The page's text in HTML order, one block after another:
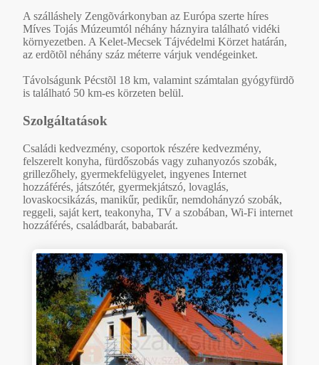
A szálláshely Zengõvárkonyban az Európa szerte híres
Míves Tojás Múzeumtól néhány háznyira található vidéki
környezetben. A Kelet-Mecsek Tájvédelmi Körzet határán,
az erdõtõl néhány száz méterre várjuk vendégeinket.
Távolságunk Pécstõl 18 km, valamint számtalan gyógyfürdõ
is található 50 km-es körzeten belül.
Szolgáltatások
Családi kedvezmény, csoportok részére kedvezmény,
felszerelt konyha, fürdőszobás vagy zuhanyozós szobák,
grillezőhely, gyermekfelügyelet, ingyenes Internet
hozzáférés, játszótér, gyermekjátszó, lovaglás,
lovaskocsikázás, manikűr, pedikűr, nemdohányzó szobák,
reggeli, saját kert, teakonyha, TV a szobában, Wi-Fi internet
hozzáférés, családbarát, bababarát.